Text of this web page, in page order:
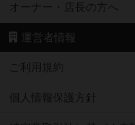
オーナー・店長の方へ
運営者情報
ご利用規約
個人情報保護方針